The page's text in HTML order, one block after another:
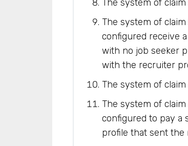
The system of
The system of
configured receive
with no job seeker
with the recruiter
The system of
The system of
configured to pay a
profile that sent the